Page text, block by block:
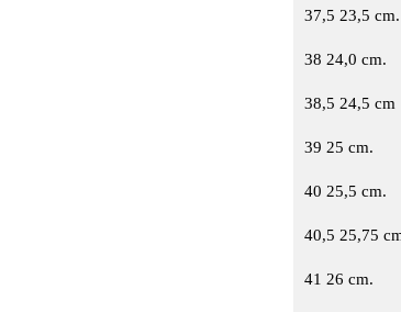
37,5 23,5 cm.
38 24,0 cm.
38,5 24,5 cm
39 25 cm.
40 25,5 cm.
40,5 25,75
41 26 cm.